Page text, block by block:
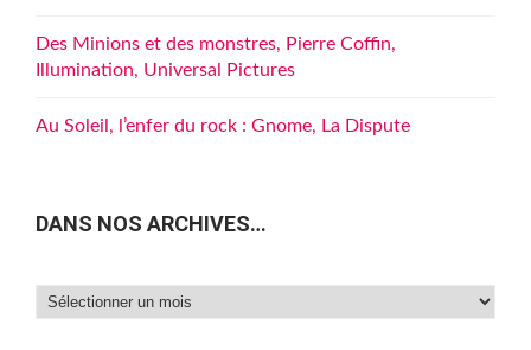
Des Minions et des monstres, Pierre Coffin,
Illumination, Universal Pictures
Au Soleil, l’enfer du rock : Gnome, La Dispute
DANS NOS ARCHIVES…
Dans